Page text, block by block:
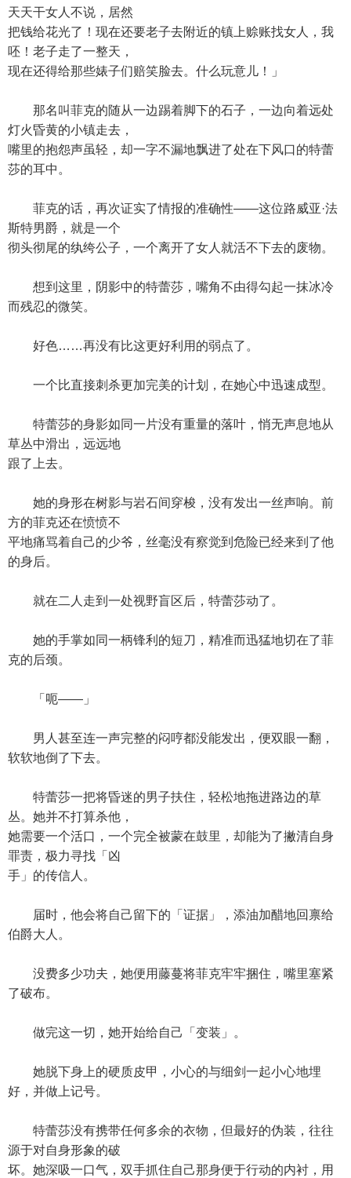
天天干女人不说，居然
把钱给花光了！现在还要老子去附近的镇上赊账找女人，我
呸！老子走了一整天，
现在还得给那些婊子们赔笑脸去。什么玩意儿！」
那名叫菲克的随从一边踢着脚下的石子，一边向着远处
灯火昏黄的小镇走去，
嘴里的抱怨声虽轻，却一字不漏地飘进了处在下风口的特蕾
莎的耳中。
菲克的话，再次证实了情报的准确性——这位路威亚·法
斯特男爵，就是一个
彻头彻尾的纨绔公子，一个离开了女人就活不下去的废物。
想到这里，阴影中的特蕾莎，嘴角不由得勾起一抹冰冷
而残忍的微笑。
好色……再没有比这更好利用的弱点了。
一个比直接刺杀更加完美的计划，在她心中迅速成型。
特蕾莎的身影如同一片没有重量的落叶，悄无声息地从
草丛中滑出，远远地
跟了上去。
她的身形在树影与岩石间穿梭，没有发出一丝声响。前
方的菲克还在愤愤不
平地痛骂着自己的少爷，丝毫没有察觉到危险已经来到了他
的身后。
就在二人走到一处视野盲区后，特蕾莎动了。
她的手掌如同一柄锋利的短刀，精准而迅猛地切在了菲
克的后颈。
「呃——」
男人甚至连一声完整的闷哼都没能发出，便双眼一翻，
软软地倒了下去。
特蕾莎一把将昏迷的男子扶住，轻松地拖进路边的草
丛。她并不打算杀他，
她需要一个活口，一个完全被蒙在鼓里，却能为了撇清自身
罪责，极力寻找「凶
手」的传信人。
届时，他会将自己留下的「证据」，添油加醋地回禀给
伯爵大人。
没费多少功夫，她便用藤蔓将菲克牢牢捆住，嘴里塞紧
了破布。
做完这一切，她开始给自己「变装」。
她脱下身上的硬质皮甲，小心的与细剑一起小心地埋
好，并做上记号。
特蕾莎没有携带任何多余的衣物，但最好的伪装，往往
源于对自身形象的破
坏。她深吸一口气，双手抓住自己那身便于行动的内衬，用